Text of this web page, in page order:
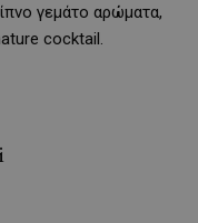
γεμάτο αρώματα,
cocktail.